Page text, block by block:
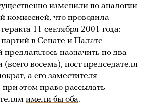
изменили по аналогии
комиссией, что проводила
11 сентября 2001 года:
в Сенате и Палате
предлагалось назначить по два
(всего восемь), пост председателя
а его заместителя —
при этом право рассылать
имели бы оба.